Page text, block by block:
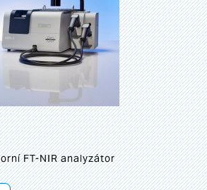
FT-NIR analyzátor